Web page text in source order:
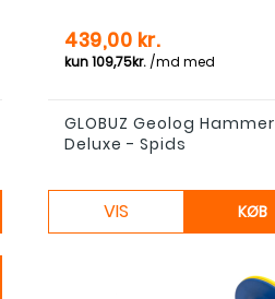
Pris
439,00 kr.
GLOBUZ Geolog Hammer
Deluxe - Spids
VIS KØB